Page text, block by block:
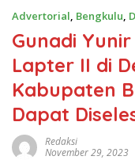
Advertorial, Bengkulu,
Gunadi
Lapter II di
Kabupaten
Dapat
Redaksi
November 29, 2023